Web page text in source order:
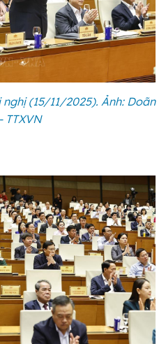
nghị (15/11/2025). Ảnh: Doãn
TTXVN